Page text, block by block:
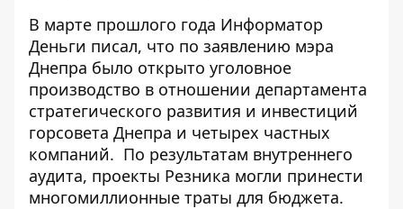
В марте прошлого года Информатор
Деньги писал, что по заявлению мэра
Днепра было открыто уголовное
производство в отношении департамента
стратегического развития и инвестиций
горсовета Днепра и четырех частных
компаний. По результатам внутреннего
аудита, проекты Резника могли принести
многомиллионные траты для бюджета.